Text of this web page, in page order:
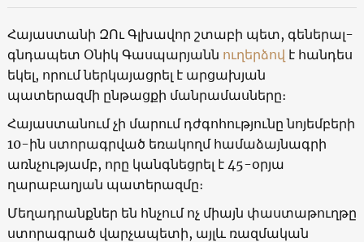
Հայաստանի ԶՈւ Գլխավոր շտաբի պետ, գեներալ-
գնդապետ Օնիկ Գասպարյանն ուղերձով է հանդես
եկել, որում ներկայացրել է արցախյան
պատերազմի ընթացքի մանրամասները։
Հայաստանում չի մարում դժգոհությունը նոյեմբերի
10-ին ստորագրված եռակողմ համաձայնագրի
առնչությամբ, որը կանգնեցրել է 45-օրյա
ղարաբաղյան պատերազմը։
Մեղադրանքներ են հնչում ոչ միայն փաստաթուղթը
ստորագրած վարչապետի, այլև ռազմական